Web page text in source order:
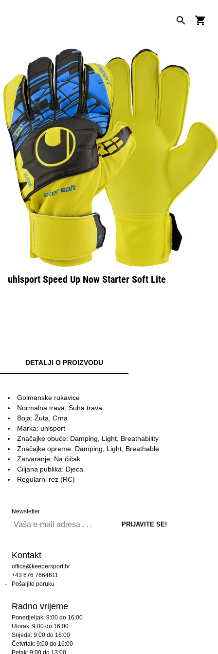
uhlsport Speed Up Now Starter Soft Lite
DETALJI O PROIZVODU
Golmanske rukavice
Normalna trava, Suha trava
Boja: Žuta, Crna
Marka: uhlsport
Značajke obuće: Damping, Light, Breathability
Značajke opreme: Damping, Light, Breathable
Zatvaranje: Na čičak
Ciljana publika: Djeca
Regularni rez (RC)
Newsletter
Kontakt
office@keepersport.hr
+43 676 7664611
Pošaljite poruku
Radno vrijeme
Ponedjeljak: 9:00 do 16:00
Utorak: 9:00 do 16:00
Srijeda: 9:00 do 16:00
Četvrtak: 9:00 do 16:00
Petak: 9:00 do 13:00